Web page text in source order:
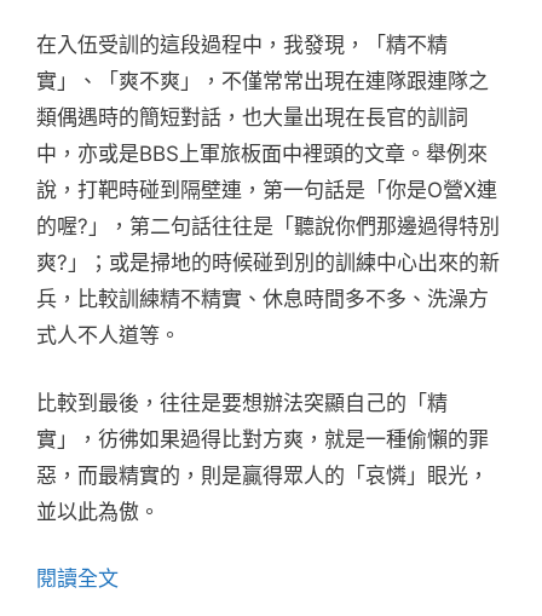
在入伍受訓的這段過程中，我發現，「精不精
實」、「爽不爽」，不僅常常出現在連隊跟連隊之
類偶遇時的簡短對話，也大量出現在長官的訓詞
中，亦或是BBS上軍旅板面中裡頭的文章。舉例來
說，打靶時碰到隔壁連，第一句話是「你是O營X連
的喔?」，第二句話往往是「聽說你們那邊過得特別
爽?」；或是掃地的時候碰到別的訓練中心出來的新
兵，比較訓練精不精實、休息時間多不多、洗澡方
式人不人道等。
比較到最後，往往是要想辦法突顯自己的「精
實」，彷彿如果過得比對方爽，就是一種偷懶的罪
惡，而最精實的，則是贏得眾人的「哀憐」眼光，
並以此為傲。
閱讀全文